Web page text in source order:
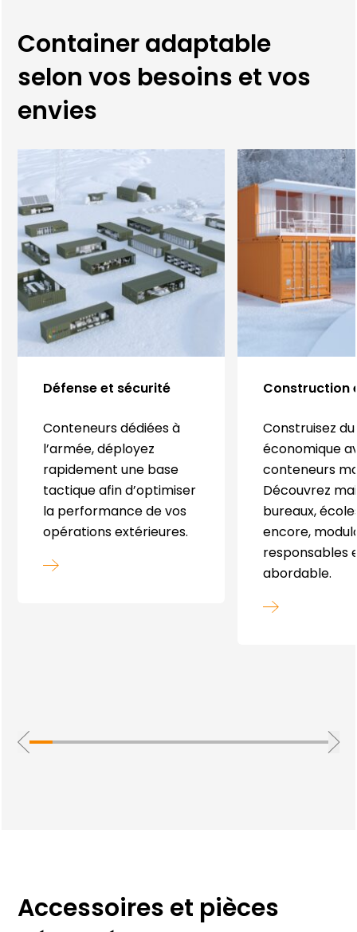
Container adaptable
selon vos besoins et vos
envies
Défense et sécurité
Conteneurs dédiées à
l’armée, déployez
rapidement une base
tactique afin d’optimiser
la performance de vos
opérations extérieures.
Construction
Construisez
économique
conteneurs
Découvrez
bureaux,
encore,
responsables
abordable.
Accessoires et pièces